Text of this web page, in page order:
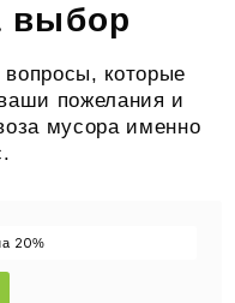
выбор
которые
пожелания и
мусора именно
20%